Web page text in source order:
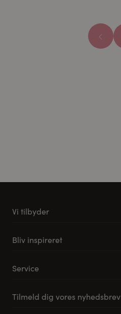
Vi tilbyder
Køkkener
Tilbehør og reservedele
Bliv inspireret
Vores stuemøbel koncept
Service
Leveringsmuligheder
Tilmeld dig vores nyhedsbrev